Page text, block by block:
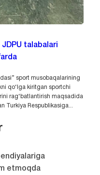
talabalari
sport musobaqalarining
qo‘lga kiritgan sportchi
rag‘batlantirish maqsadida
Turkiya Respublikasiga...
etmoqda